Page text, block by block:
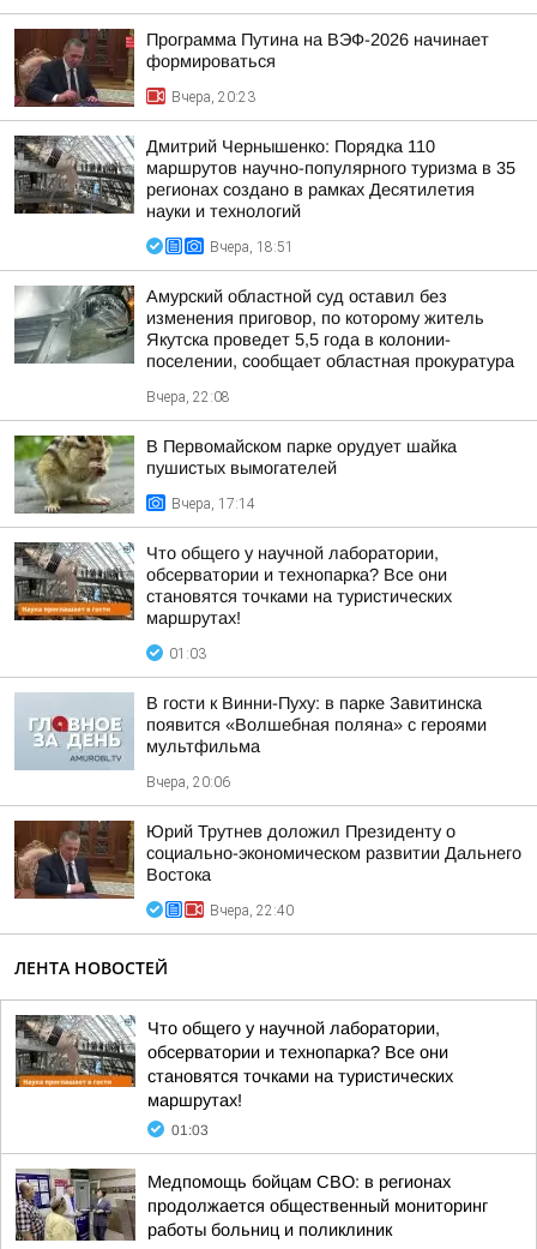
Программа Путина на ВЭФ-2026 начинает
формироваться
Вчера, 20:23
Дмитрий Чернышенко: Порядка 110
маршрутов научно-популярного туризма в 35
регионах создано в рамках Десятилетия
науки и технологий
Вчера, 18:51
Амурский областной суд оставил без
изменения приговор, по которому житель
Якутска проведет 5,5 года в колонии-
поселении, сообщает областная прокуратура
Вчера, 22:08
В Первомайском парке орудует шайка
пушистых вымогателей
Вчера, 17:14
Что общего у научной лаборатории,
обсерватории и технопарка? Все они
становятся точками на туристических
маршрутах!
01:03
В гости к Винни-Пуху: в парке Завитинска
появится «Волшебная поляна» с героями
мультфильма
Вчера, 20:06
Юрий Трутнев доложил Президенту о
социально-экономическом развитии Дальнего
Востока
Вчера, 22:40
ЛЕНТА НОВОСТЕЙ
Что общего у научной лаборатории,
обсерватории и технопарка? Все они
становятся точками на туристических
маршрутах!
01:03
Медпомощь бойцам СВО: в регионах
продолжается общественный мониторинг
работы больниц и поликлиник